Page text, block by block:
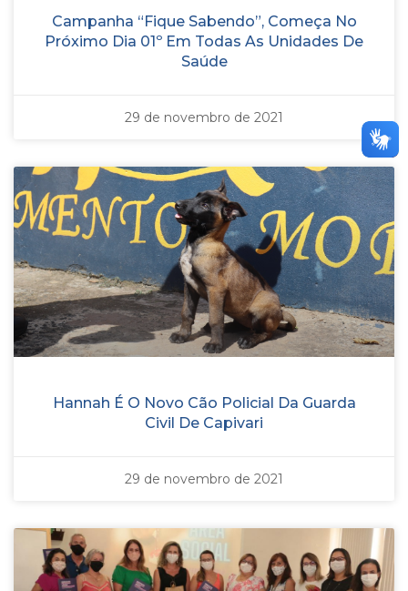
Campanha “Fique Sabendo”, Começa No
Próximo Dia 01º Em Todas As Unidades De
Saúde
29 de novembro de 2021
Hannah É O Novo Cão Policial Da Guarda
Civil De Capivari
29 de novembro de 2021